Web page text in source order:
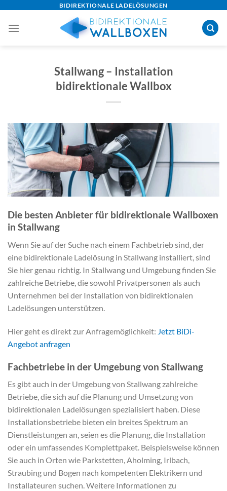
content
BIDIREKTIONALE LADELÖSUNGEN
Stallwang – Installation
bidirektionale Wallbox
Die besten Anbieter für bidirektionale Wallboxen
in Stallwang
Wenn Sie auf der Suche nach einem Fachbetrieb sind, der
eine bidirektionale Ladelösung in Stallwang installiert, sind
Sie hier genau richtig. In Stallwang und Umgebung finden Sie
zahlreiche Betriebe, die sowohl Privatpersonen als auch
Unternehmen bei der Installation von bidirektionalen
Ladelösungen unterstützen.
Hier geht es direkt zur Anfragemöglichkeit: Jetzt BiDi-
Angebot anfragen
Fachbetriebe in der Umgebung von Stallwang
Es gibt auch in der Umgebung von Stallwang zahlreiche
Betriebe, die sich auf die Planung und Umsetzung von
bidirektionalen Ladelösungen spezialisiert haben. Diese
Installationsbetriebe bieten ein breites Spektrum an
Dienstleistungen an, seien es die Planung, die Installation
oder ein umfassendes Komplettpaket. Beispielsweise können
Sie auch in Orten wie Parkstetten, Aholming, Irlbach,
Straubing und Bogen nach kompetenten Elektrikern und
Installateuren suchen. Weitere Informationen zu